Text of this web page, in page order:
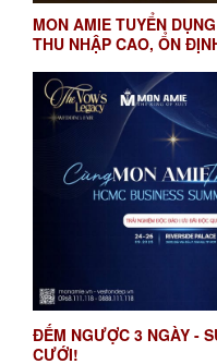
MON AMIE TUYỂN
THU NHẬP CAO, ỔN
ĐẾM NGƯỢC 3 NGÀY -
CƯỚI!